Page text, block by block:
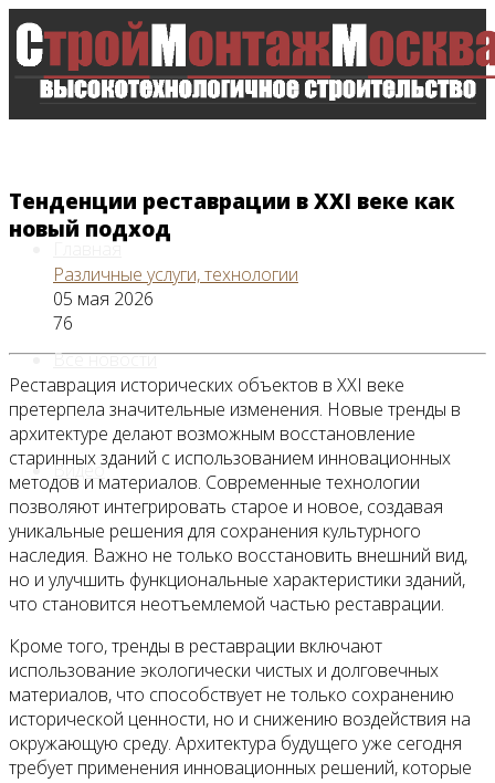
Главная
Все новости
Видео
Тенденции реставрации в XXI веке как
новый подход
Различные услуги, технологии
05 мая 2026
76
Реставрация исторических объектов в XXI веке
претерпела значительные изменения. Новые тренды в
архитектуре делают возможным восстановление
старинных зданий с использованием инновационных
методов и материалов. Современные технологии
позволяют интегрировать старое и новое, создавая
уникальные решения для сохранения культурного
наследия. Важно не только восстановить внешний вид,
но и улучшить функциональные характеристики зданий,
что становится неотъемлемой частью реставрации.
Кроме того, тренды в реставрации включают
использование экологически чистых и долговечных
материалов, что способствует не только сохранению
исторической ценности, но и снижению воздействия на
окружающую среду. Архитектура будущего уже сегодня
требует применения инновационных решений, которые